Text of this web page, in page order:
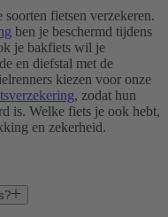
fietsen verzekeren.
ben je beschermd tijdens
je bakfiets wil je
en diefstal met de
kiezen voor onze
, zodat hun
is. Welke fiets je ook hebt,
en zekerheid.